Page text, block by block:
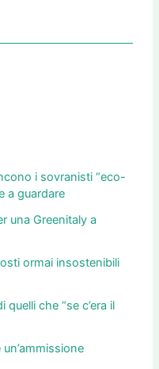
i sovranisti “eco-
a guardare
una Greenitaly a
ormai insostenibili
che “se c’era il